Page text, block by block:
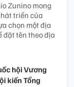
Zunino mong
triển của
chọn một địa
đặt tên theo địa
hội Vương
kiến Tổng